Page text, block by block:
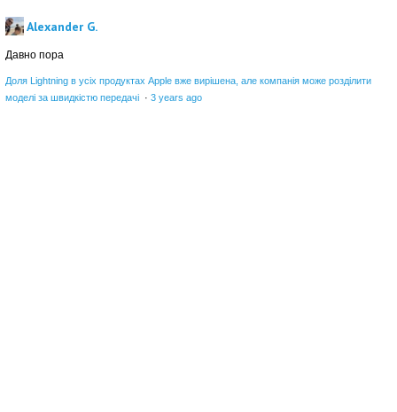
Alexander G.
Давно пора
Доля Lightning в усіх продуктах Apple вже вирішена, але компанія може розділити
моделі за швидкістю передачі · 3 years ago